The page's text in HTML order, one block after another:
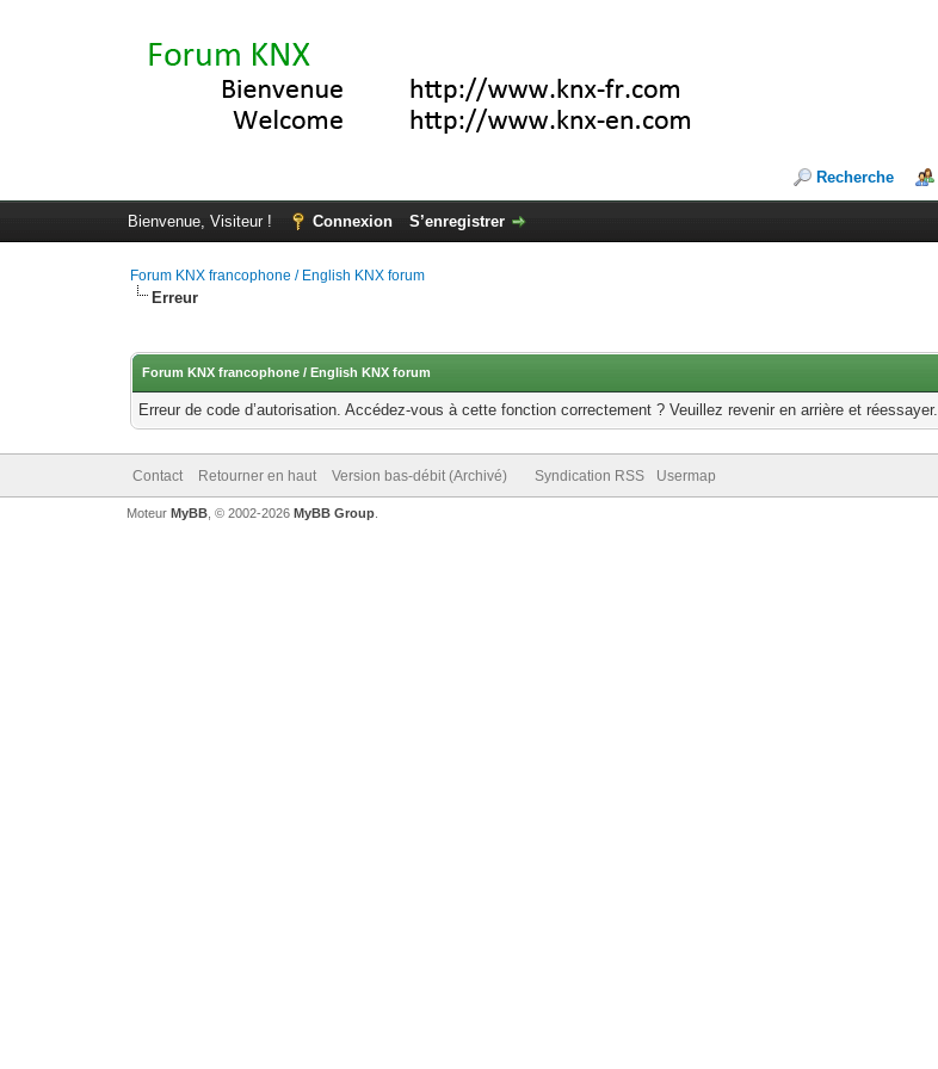
Recherche
Bienvenue, Visiteur ! Connexion S’enregistrer
Forum KNX francophone / English KNX forum
Erreur
Forum KNX francophone / English KNX forum
Erreur de code d’autorisation. Accédez-vous à cette fonction correctement ? Veuillez revenir en arrière et réessayer.
Contact Retourner en haut Version bas-débit (Archivé) Syndication RSS Usermap
Moteur MyBB, © 2002-2026 MyBB Group.